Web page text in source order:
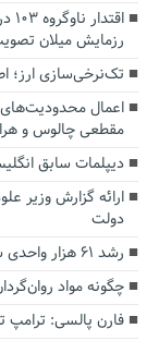
رزمایش میلان
تک‌نرخی‌سازی ارز؛
اعمال محدودیت‌های
مقطعی چالوس و
دیپلمات سابق
ارائه گزارش وزیر
دولت
رشد ۶۱ هزار واحدی شاخص بورس
چگونه مواد
فارن پالسی: ترامپ